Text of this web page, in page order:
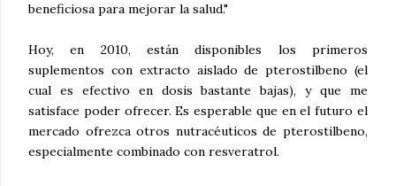
beneficiosa para mejorar la salud."
Hoy, en 2010, están disponibles los primeros
suplementos con extracto aislado de pterostilbeno (el
cual es efectivo en dosis bastante bajas), y que me
satisface poder ofrecer. Es esperable que en el futuro el
mercado ofrezca otros nutracéuticos de pterostilbeno,
especialmente combinado con resveratrol.